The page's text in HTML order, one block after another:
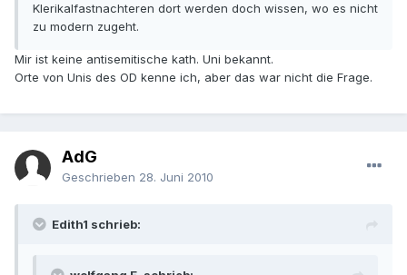
Klerikalfastnachteren dort werden doch wissen, wo es nicht
zu modern zugeht.
Mir ist keine antisemitische kath. Uni bekannt.
Orte von Unis des OD kenne ich, aber das war nicht die Frage.
AdG
Geschrieben 28. Juni 2010
Edith1 schrieb: